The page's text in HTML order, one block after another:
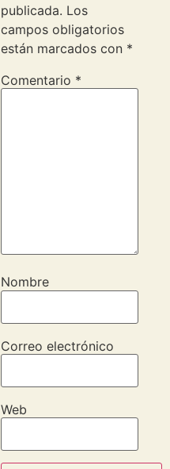
publicada. Los
campos obligatorios
están marcados con *
Comentario *
Nombre
Correo electrónico
Web